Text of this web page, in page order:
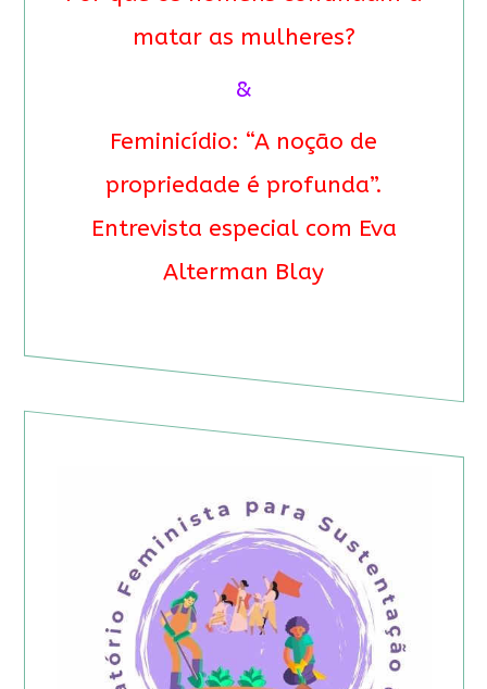
matar as mulheres?
&
Feminicídio: “A noção de
propriedade é profunda”.
Entrevista especial com Eva
Alterman Blay